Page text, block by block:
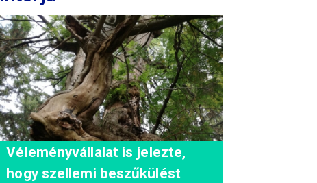
Véleményvállalat is jelezte,
hogy szellemi beszűkülést